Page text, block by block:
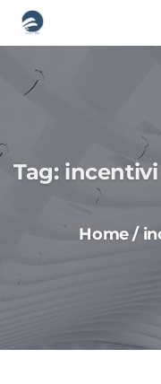
Tag: incentivi
Home /